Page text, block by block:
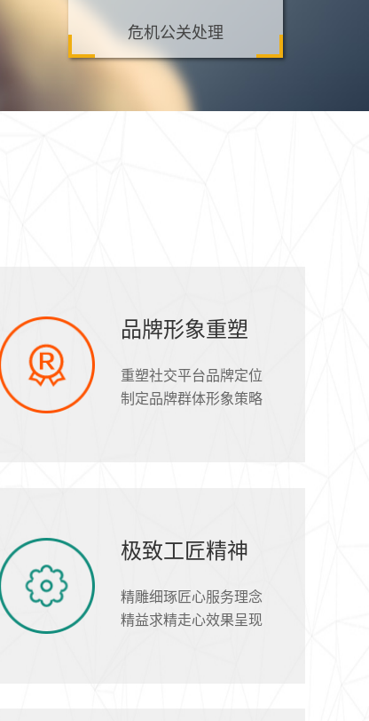
危机公关处理
品牌形象重塑
重塑社交平台品牌定位
制定品牌群体形象策略
极致工匠精神
精雕细琢匠心服务理念
精益求精走心效果呈现